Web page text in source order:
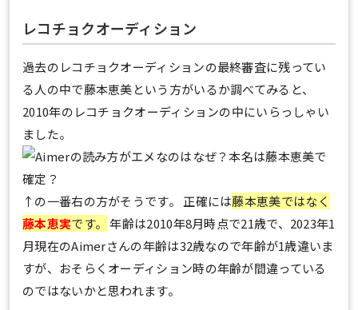
レコチョクオーディション
過去のレコチョクオーディションの最終審査に残ってい
る人の中で藤本恵美という方がいるか調べてみると、
2010年のレコチョクオーディションの中にいらっしゃい
ました。
↑の一番右の方がそうです。 正確には藤本恵美ではなく
藤本恵実です。 年齢は2010年8月時点で21歳で、2023年1
月現在のAimerさんの年齢は32歳なので年齢が1歳違いま
すが、おそらくオーディション時の年齢が間違っている
のではないかと思われます。